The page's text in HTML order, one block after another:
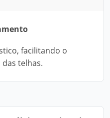
facilitando o
telhas.